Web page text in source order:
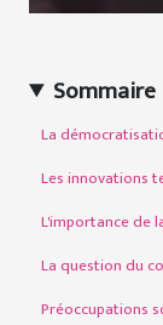
Sommaire
La
Les innovations
L'importance de
La question du
Préoccupations